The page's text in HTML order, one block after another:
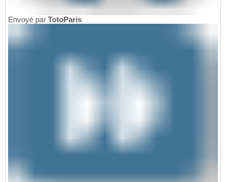
Envoyé par TotoParis